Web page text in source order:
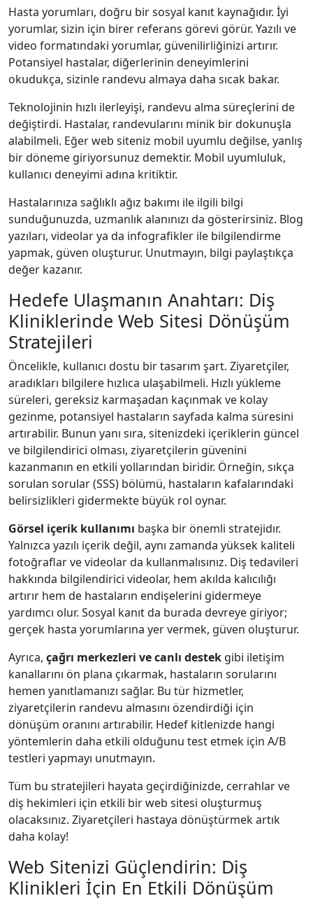
Hasta yorumları, doğru bir sosyal kanıt kaynağıdır. İyi
yorumlar, sizin için birer referans görevi görür. Yazılı ve
video formatındaki yorumlar, güvenilirliğinizi artırır.
Potansiyel hastalar, diğerlerinin deneyimlerini
okudukça, sizinle randevu almaya daha sıcak bakar.
Teknolojinin hızlı ilerleyişi, randevu alma süreçlerini de
değiştirdi. Hastalar, randevularını minik bir dokunuşla
alabilmeli. Eğer web siteniz mobil uyumlu değilse, yanlış
bir döneme giriyorsunuz demektir. Mobil uyumluluk,
kullanıcı deneyimi adına kritiktir.
Hastalarınıza sağlıklı ağız bakımı ile ilgili bilgi
sunduğunuzda, uzmanlık alanınızı da gösterirsiniz. Blog
yazıları, videolar ya da infografikler ile bilgilendirme
yapmak, güven oluşturur. Unutmayın, bilgi paylaştıkça
değer kazanır.
Hedefe Ulaşmanın Anahtarı: Diş
Kliniklerinde Web Sitesi Dönüşüm
Stratejileri
Öncelikle, kullanıcı dostu bir tasarım şart. Ziyaretçiler,
aradıkları bilgilere hızlıca ulaşabilmeli. Hızlı yükleme
süreleri, gereksiz karmaşadan kaçınmak ve kolay
gezinme, potansiyel hastaların sayfada kalma süresini
artırabilir. Bunun yanı sıra, sitenizdeki içeriklerin güncel
ve bilgilendirici olması, ziyaretçilerin güvenini
kazanmanın en etkili yollarından biridir. Örneğin, sıkça
sorulan sorular (SSS) bölümü, hastaların kafalarındaki
belirsizlikleri gidermekte büyük rol oynar.
Görsel içerik kullanımı başka bir önemli stratejidır.
Yalnızca yazılı içerik değil, aynı zamanda yüksek kaliteli
fotoğraflar ve videolar da kullanmalısınız. Diş tedavileri
hakkında bilgilendirici videolar, hem akılda kalıcılığı
artırır hem de hastaların endişelerini gidermeye
yardımcı olur. Sosyal kanıt da burada devreye giriyor;
gerçek hasta yorumlarına yer vermek, güven oluşturur.
Ayrıca, çağrı merkezleri ve canlı destek gibi iletişim
kanallarını ön plana çıkarmak, hastaların sorularını
hemen yanıtlamanızı sağlar. Bu tür hizmetler,
ziyaretçilerin randevu almasını özendirdiği için
dönüşüm oranını artırabilir. Hedef kitlenizde hangi
yöntemlerin daha etkili olduğunu test etmek için A/B
testleri yapmayı unutmayın.
Tüm bu stratejileri hayata geçirdiğinizde, cerrahlar ve
diş hekimleri için etkili bir web sitesi oluşturmuş
olacaksınız. Ziyaretçileri hastaya dönüştürmek artık
daha kolay!
Web Sitenizi Güçlendirin: Diş
Klinikleri İçin En Etkili Dönüşüm